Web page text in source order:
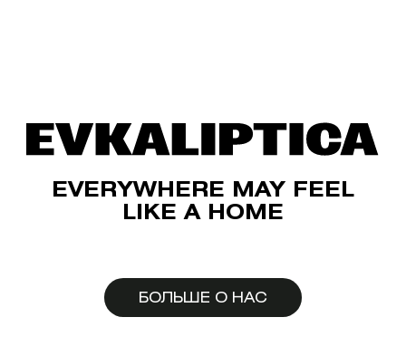
EVERYWHERE MAY FEEL
LIKE A HOME
БОЛЬШЕ О НАС